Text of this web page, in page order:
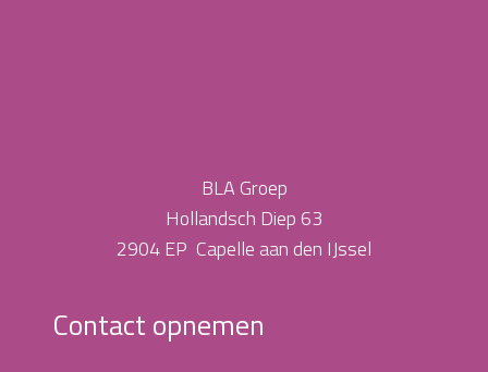
BLA Groep
Hollandsch Diep 63
2904 EP Capelle aan den IJssel
Contact opnemen